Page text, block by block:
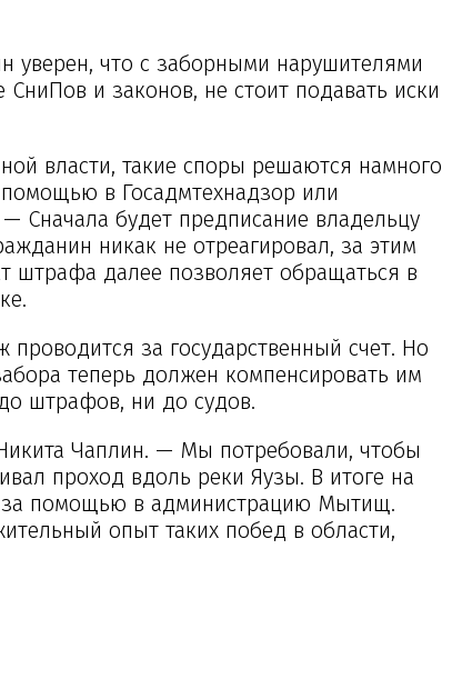
уверен, что с заборными нарушителями
и законов, не стоит подавать иски
власти, такие споры решаются намного
в Гос­адмтехнадзор или
Сначала будет предписание владельцу
никак не отреагировал, за этим
штрафа далее позволяет обращаться в
за государственный счет. Но
теперь должен компенсировать им
штрафов, ни до судов.
Чаплин. — Мы потребовали, чтобы
проход вдоль реки Яузы. В итоге на
за помощью в администрацию Мытищ.
опыт таких побед в области,